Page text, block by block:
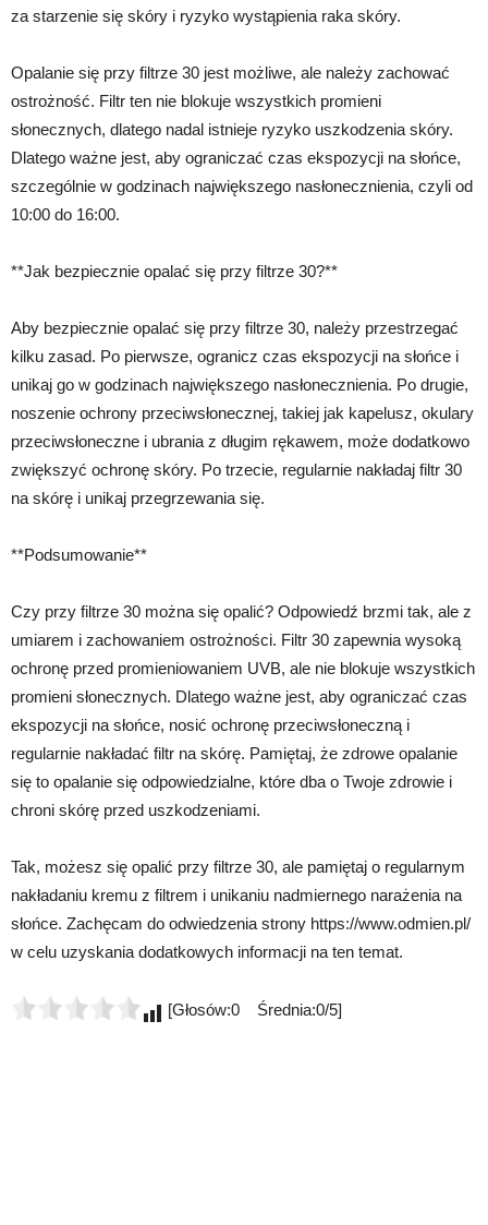
za starzenie się skóry i ryzyko wystąpienia raka skóry.
Opalanie się przy filtrze 30 jest możliwe, ale należy zachować
ostrożność. Filtr ten nie blokuje wszystkich promieni
słonecznych, dlatego nadal istnieje ryzyko uszkodzenia skóry.
Dlatego ważne jest, aby ograniczać czas ekspozycji na słońce,
szczególnie w godzinach największego nasłonecznienia, czyli od
10:00 do 16:00.
**Jak bezpiecznie opalać się przy filtrze 30?**
Aby bezpiecznie opalać się przy filtrze 30, należy przestrzegać
kilku zasad. Po pierwsze, ogranicz czas ekspozycji na słońce i
unikaj go w godzinach największego nasłonecznienia. Po drugie,
noszenie ochrony przeciwsłonecznej, takiej jak kapelusz, okulary
przeciwsłoneczne i ubrania z długim rękawem, może dodatkowo
zwiększyć ochronę skóry. Po trzecie, regularnie nakładaj filtr 30
na skórę i unikaj przegrzewania się.
**Podsumowanie**
Czy przy filtrze 30 można się opalić? Odpowiedź brzmi tak, ale z
umiarem i zachowaniem ostrożności. Filtr 30 zapewnia wysoką
ochronę przed promieniowaniem UVB, ale nie blokuje wszystkich
promieni słonecznych. Dlatego ważne jest, aby ograniczać czas
ekspozycji na słońce, nosić ochronę przeciwsłoneczną i
regularnie nakładać filtr na skórę. Pamiętaj, że zdrowe opalanie
się to opalanie się odpowiedzialne, które dba o Twoje zdrowie i
chroni skórę przed uszkodzeniami.
Tak, możesz się opalić przy filtrze 30, ale pamiętaj o regularnym
nakładaniu kremu z filtrem i unikaniu nadmiernego narażenia na
słońce. Zachęcam do odwiedzenia strony https://www.odmien.pl/
w celu uzyskania dodatkowych informacji na ten temat.
[Głosów:0 Średnia:0/5]